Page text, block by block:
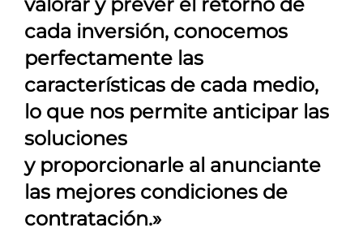
valorar y prever el retorno de
cada inversión, conocemos
perfectamente las
características de cada medio,
lo que nos permite anticipar las
soluciones
y proporcionarle al anunciante
las mejores condiciones de
contratación.»